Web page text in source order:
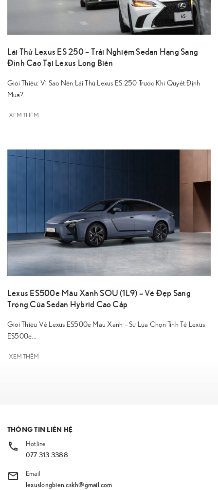
Lái Thử Lexus ES 250 – Trải Nghiệm Sedan Hạng Sang
Đỉnh Cao Tại Lexus Long Biên
Giới Thiệu: Vì Sao Nên Lái Thử Lexus ES 250 Trước Khi Quyết Định
Mua?...
XEM THÊM
Lexus ES500e Màu Xanh SOU (1L9) – Vẻ Đẹp Sang
Trọng Của Sedan Hybrid Cao Cấp
Giới Thiệu Về Lexus ES500e Màu Xanh – Sự Lựa Chọn Tinh Tế Lexus
ES500e...
XEM THÊM
THÔNG TIN LIÊN HỆ
Hotline
077.313.3388
Email
lexuslongbien.cskh@gmail.com